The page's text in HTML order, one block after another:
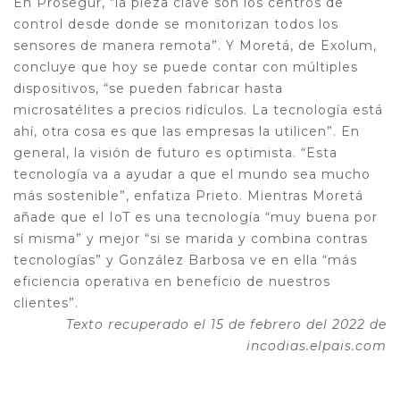
control desde donde se monitorizan todos los
sensores de manera remota”. Y Moretá, de Exolum,
concluye que hoy se puede contar con múltiples
dispositivos, “se pueden fabricar hasta
microsatélites a precios ridículos. La tecnología está
ahí, otra cosa es que las empresas la utilicen”. En
general, la visión de futuro es optimista. “Esta
tecnología va a ayudar a que el mundo sea mucho
más sostenible”, enfatiza Prieto. Mientras Moretá
añade que el IoT es una tecnología “muy buena por
sí misma” y mejor “si se marida y combina contras
tecnologías” y González Barbosa ve en ella “más
eficiencia operativa en beneficio de nuestros
clientes”.
Texto recuperado el 15 de febrero del 2022 de
incodias.elpais.com